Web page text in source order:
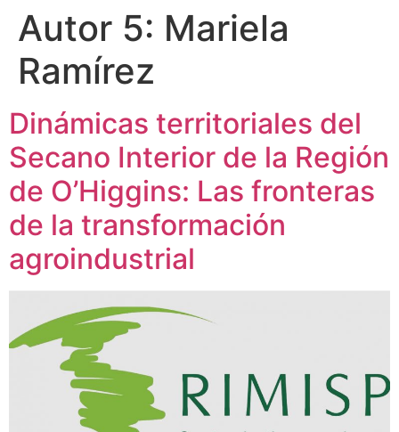
Autor 5: Mariela
Ramírez
Dinámicas territoriales del
Secano Interior de la Región
de O’Higgins: Las fronteras
de la transformación
agroindustrial